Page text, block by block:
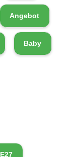
Angebot
Baby
E27